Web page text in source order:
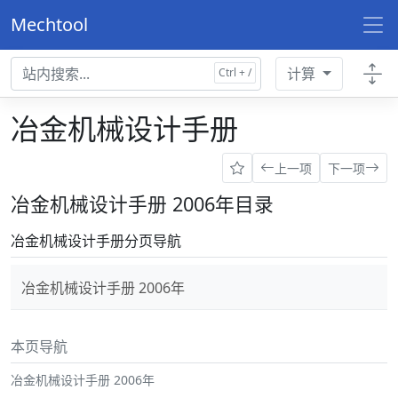
Mechtool
计算
冶金机械设计手册
上一项 下一项
冶金机械设计手册 2006年目录
冶金机械设计手册分页导航
冶金机械设计手册 2006年
本页导航
冶金机械设计手册 2006年